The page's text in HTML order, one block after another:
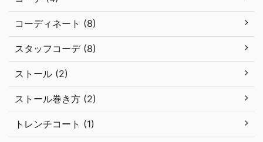
コーディネート (8)
スタッフコーデ (8)
ストール (2)
ストール巻き方 (2)
トレンチコート (1)